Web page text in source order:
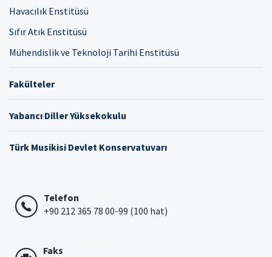
Havacılık Enstitüsü
Sıfır Atık Enstitüsü
Mühendislik ve Teknoloji Tarihi Enstitüsü
Fakülteler
Yabancı Diller Yüksekokulu
Türk Musikisi Devlet Konservatuvarı
Telefon
+90 212 365 78 00-99 (100 hat)
Faks